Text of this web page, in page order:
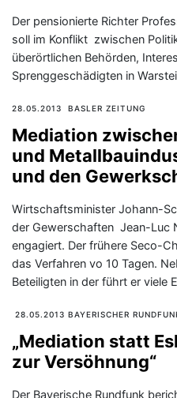
Der pensionierte Richter
soll im Konflikt zwischen
überörtlichen Behörden,
Sprenggeschädigten in
28.05.2013 BASLER ZEITUNG
Mediation
und
und den
Wirtschaftsminister Johann-
der Gewerschaften Jean-Luc
engagiert. Der frühere Seco-
das Verfahren vo 10 Tagen.
Beteiligten in der führt er viele
28.05.2013 BAYERISCHER
„Mediation statt
zur Versöhnung“
Der Bayerische Rundfunk